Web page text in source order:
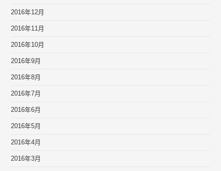
2016年12月
2016年11月
2016年10月
2016年9月
2016年8月
2016年7月
2016年6月
2016年5月
2016年4月
2016年3月